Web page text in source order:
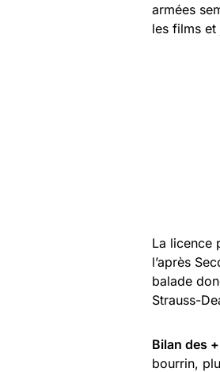
armées
les films
La licence
l’après
balade
Strauss-
Bilan des +
bourrin,